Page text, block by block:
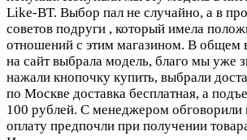
Like-BT. Выбор пал не случайно, а в
советов подруги , который имела
отношений с этим магазином. В общем
на сайт выбрала модель, благо мы уже
нажали кнопочку купить, выбрали
по Москве доставка бесплатная, а
100 рублей. С менеджером обговорили
оплату предпочли при получении